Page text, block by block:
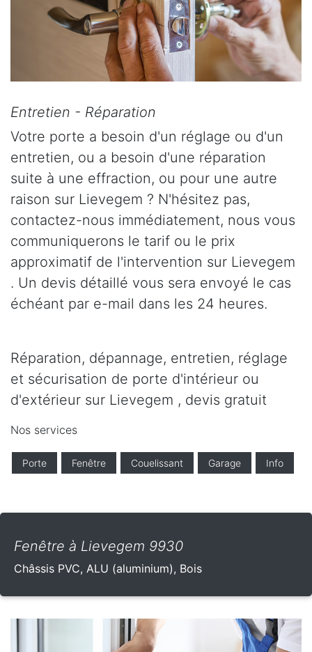
Entretien - Réparation
Votre porte a besoin d'un réglage ou d'un
entretien, ou a besoin d'une réparation
suite à une effraction, ou pour une autre
raison sur Lievegem ? N'hésitez pas,
contactez-nous immédiatement, nous vous
communiquerons le tarif ou le prix
approximatif de l'intervention sur Lievegem
. Un devis détaillé vous sera envoyé le cas
échéant par e-mail dans les 24 heures.
Réparation, dépannage, entretien, réglage
et sécurisation de porte d'intérieur ou
d'extérieur sur Lievegem , devis gratuit
Nos services
Porte Fenêtre Couelissant Garage Info
Fenêtre à Lievegem 9930
Châssis PVC, ALU (aluminium), Bois